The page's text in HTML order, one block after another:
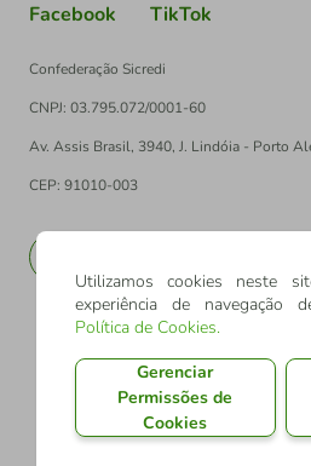
Facebook TikTok
Confederação Sicredi
CNPJ: 03.795.072/0001-60
Av. Assis Brasil, 3940, J. Lindóia - Porto
CEP: 91010-003
Utilizamos cookies neste
experiência de navegação
Política de Cookies.
Gerenciar
Permissões de
Cookies